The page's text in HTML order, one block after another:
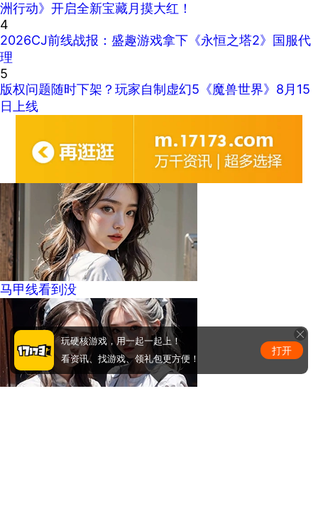
洲行动》开启全新宝藏月摸大红！
4
2026CJ前线战报：盛趣游戏拿下《永恒之塔2》国服代
理
5
版权问题随时下架？玩家自制虚幻5《魔兽世界》8月15
日上线
马甲线看到没
玩硬核游戏，用一起一起上！
看资讯、找游戏、领礼包更方便！
打开